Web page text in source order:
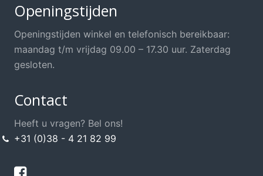
Openingstijden
Openingstijden winkel en telefonisch bereikbaar:
maandag t/m vrijdag 09.00 – 17.30 uur. Zaterdag
gesloten.
Contact
Heeft u vragen? Bel ons!
+31 (0)38 - 4 21 82 99